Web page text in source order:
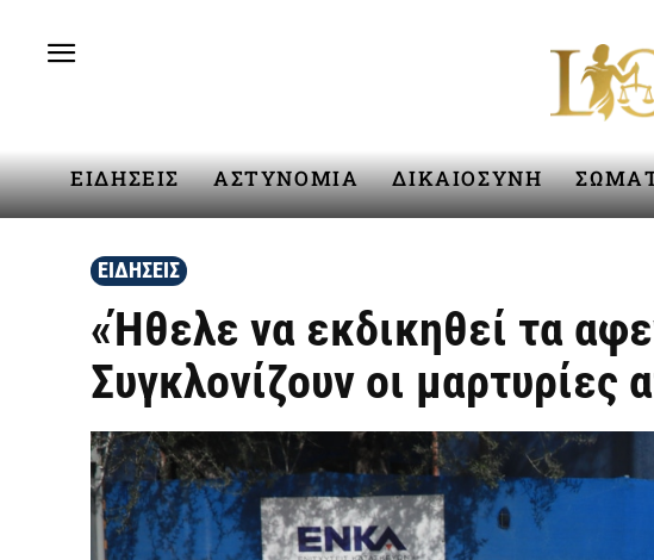
ΕΙΔΗΣΕΙΣ ΑΣΤΥΝΟΜΙΑ ΔΙΚΑΙΟΣΥΝΗ
ΕΙΔΗΣΕΙΣ
«Ήθελε να εκδικηθεί τα
Συγκλονίζουν οι μαρτυρίες